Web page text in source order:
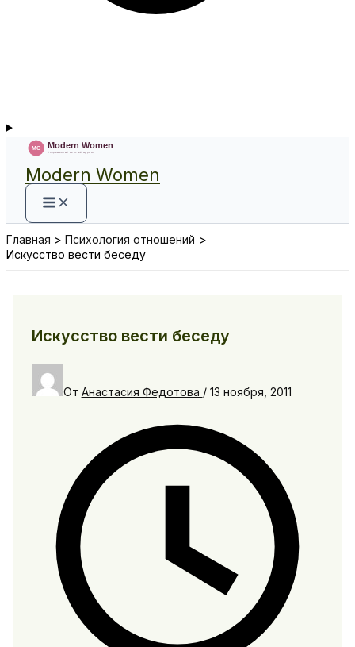
Modern Women
Главная
Психология отношений
Искусство вести беседу
Искусство вести беседу
От Анастасия Федотова / 13 ноября, 2011